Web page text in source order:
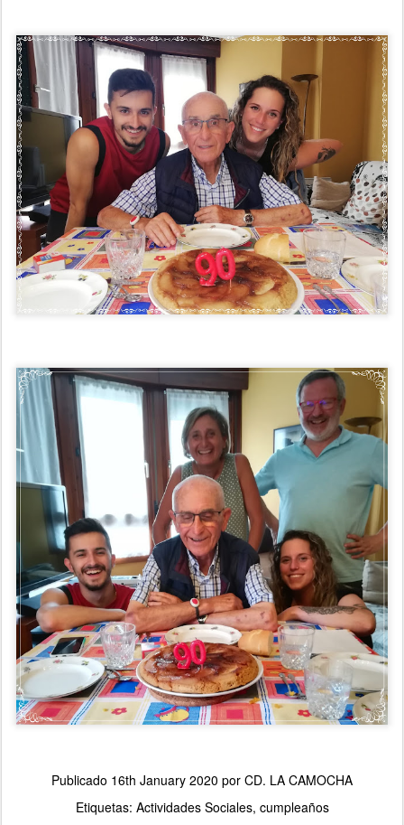
Publicado 16th January 2020 por CD. LA CAMOCHA
Etiquetas: Actividades Sociales cumpleaños